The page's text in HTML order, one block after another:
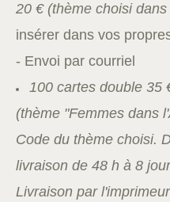
20 € (thème choisi
insérer dans vos
- Envoi par courriel
100 cartes double 35
(thème "Femmes dans
Code du thème choisi.
livraison de 48 h à 8
Livraison par l'imprimeur